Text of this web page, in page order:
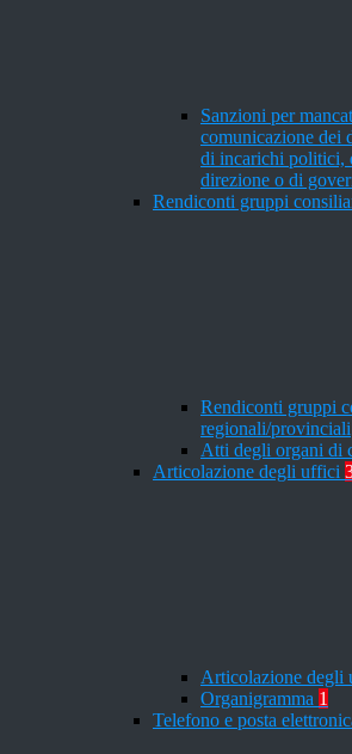
Sanzioni per
comunicazione dei
di incarichi politici,
direzione o di
Rendiconti gruppi
Rendiconti gruppi
regionali/provinciali
Atti degli organi di
Articolazione degli uffici
Articolazione degli
Organigramma 1
Telefono e posta